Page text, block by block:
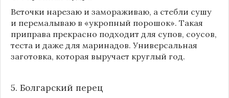
Веточки нарезаю и замораживаю, а стебли сушу
и перемалываю в «укропный порошок». Такая
приправа прекрасно подходит для супов, соусов,
теста и даже для маринадов. Универсальная
заготовка, которая выручает круглый год.
5. Болгарский перец